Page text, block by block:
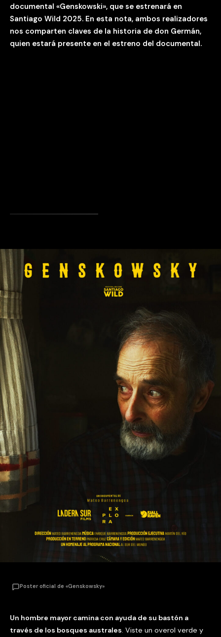
documental «Genskowski», que se estrenará en
Santiago Wild 2025. En esta nota, ambos realizadores
nos comparten claves de la historia de don Germán,
quien estará presente en el estreno del documental.
Poster oficial de «Genskowsky»
Un hombre mayor camina con ayuda de su bastón a
través de los bosques australes. Viste un overol verde y